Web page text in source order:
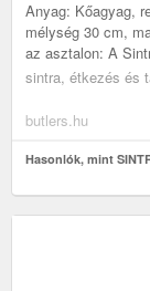
Anyag: Kőagyag,
mélység 30 cm,
az asztalon: A
sintra, étkezés és
butlers.hu
Hasonlók, mint